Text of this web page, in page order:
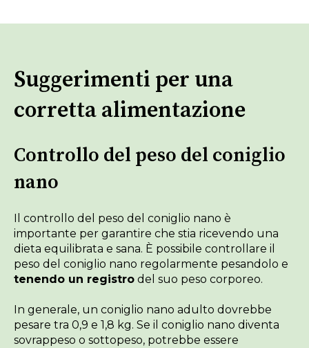
Suggerimenti per una
corretta alimentazione
Controllo del peso del coniglio
nano
Il controllo del peso del coniglio nano è
importante per garantire che stia ricevendo una
dieta equilibrata e sana. È possibile controllare il
peso del coniglio nano regolarmente pesandolo e
tenendo un registro del suo peso corporeo.
In generale, un coniglio nano adulto dovrebbe
pesare tra 0,9 e 1,8 kg. Se il coniglio nano diventa
sovrappeso o sottopeso, potrebbe essere